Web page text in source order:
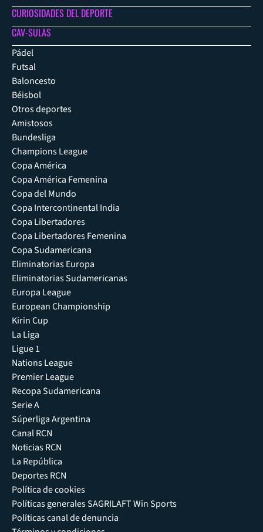
CURIOSIDADES DEL DEPORTE
CAV-SULAS
Pádel
Futsal
Baloncesto
Béisbol
Otros deportes
Amistosos
Bundesliga
Champions League
Copa América
Copa América Femenina
Copa del Mundo
Copa Intercontinental India
Copa Libertadores
Copa Libertadores Femenina
Copa Sudamericana
Eliminatorias Europa
Eliminatorias Sudamericanas
Europa League
European Championship
Kirin Cup
La Liga
Ligue 1
Nations League
Premier League
Recopa Sudamericana
Serie A
Súperliga Argentina
Canal RCN
Noticias RCN
La República
Deportes RCN
Política de cookies
Políticas generales SAGRILAFT Win Sports
Políticas canal de denuncia